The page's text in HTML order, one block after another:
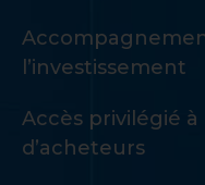
l’investissement
Accès privilégié
d’acheteurs